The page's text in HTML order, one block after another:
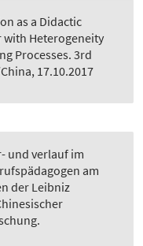
as a Didactic
Heterogeneity
Processes. 3rd
17.10.2017
und verlauf im
am
der Leibniz